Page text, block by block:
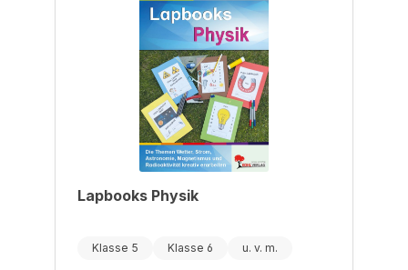
Lapbooks Physik
Klasse 5 Klasse 6